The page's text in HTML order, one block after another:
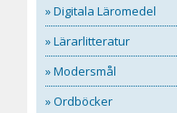
» Digitala Läromedel
» Lärarlitteratur
» Modersmål
» Ordböcker